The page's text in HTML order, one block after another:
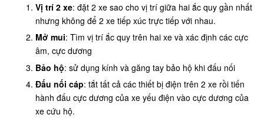
Vị trí 2 xe: đặt 2 xe sao cho vị trí giữa hai ắc quy gần nhất
nhưng không để 2 xe tiếp xúc trực tiếp với nhau.
Mở mui: Tìm vị trí ắc quy trên hai xe và xác định các cực
âm, cực dương
Bảo hộ: sử dụng kính và găng tay bảo hộ khi đấu nối
Đấu nối cáp: tắt tất cả các thiết bị điện trên 2 xe rồi tiến
hành đấu cực dương của xe yếu điện vào cực dương của
xe cứu hộ.